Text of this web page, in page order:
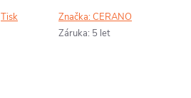
Tisk Značka:CERANO
Záruka: 5 let